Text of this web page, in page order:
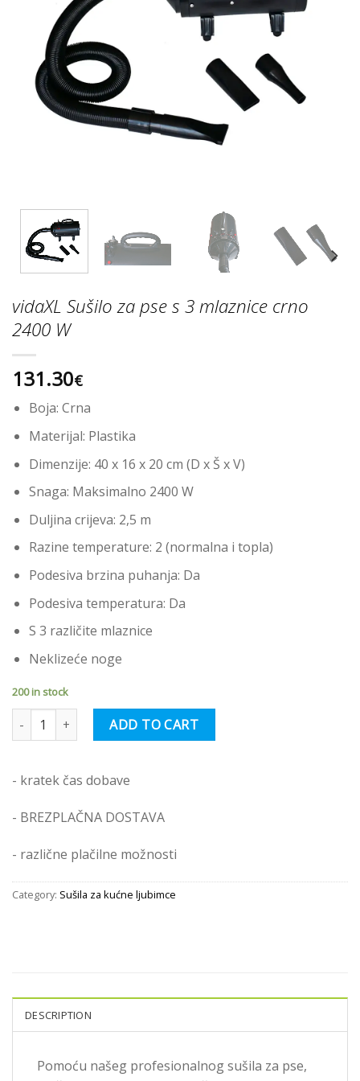
vidaXL Sušilo za pse s 3 mlaznice crno
2400 W
131.30€
Boja: Crna
Materijal: Plastika
Dimenzije: 40 x 16 x 20 cm (D x Š x V)
Snaga: Maksimalno 2400 W
Duljina crijeva: 2,5 m
Razine temperature: 2 (normalna i topla)
Podesiva brzina puhanja: Da
Podesiva temperatura: Da
S 3 različite mlaznice
Neklizeće noge
200 in stock
vidaXL Sušilo za pse s 3 mlaznice crno 2400 W quantity
ADD TO CART
- kratek čas dobave
- BREZPLAČNA DOSTAVA
- različne plačilne možnosti
Category: Sušila za kućne ljubimce
DESCRIPTION
Pomoću našeg profesionalnog sušila za pse,